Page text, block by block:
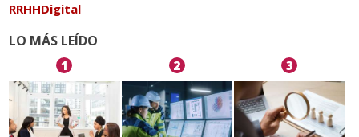
RRHHDigital
LO MÁS LEÍDO
1 2 3